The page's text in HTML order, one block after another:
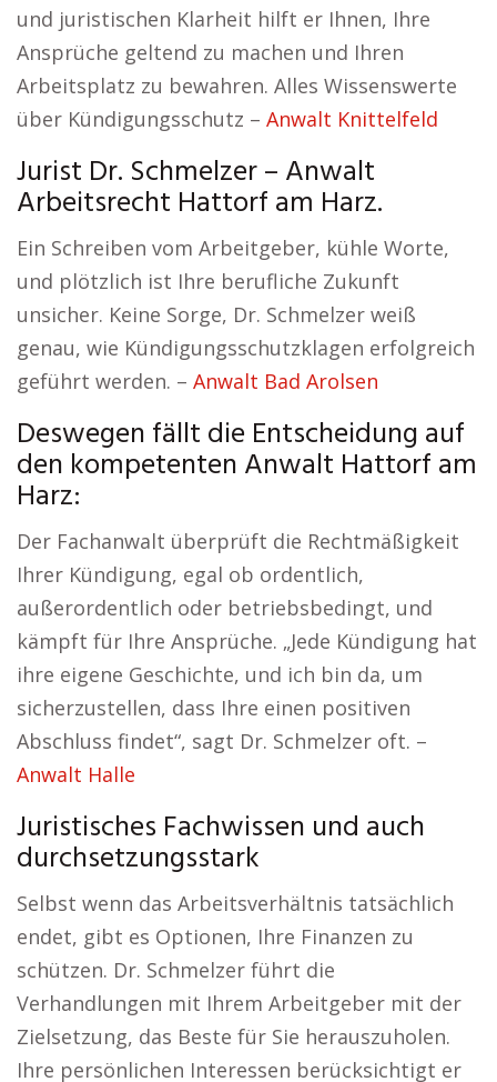
und juristischen Klarheit hilft er Ihnen, Ihre
Ansprüche geltend zu machen und Ihren
Arbeitsplatz zu bewahren. Alles Wissenswerte
über Kündigungsschutz – Anwalt Knittelfeld
Jurist Dr. Schmelzer – Anwalt
Arbeitsrecht Hattorf am Harz.
Ein Schreiben vom Arbeitgeber, kühle Worte,
und plötzlich ist Ihre berufliche Zukunft
unsicher. Keine Sorge, Dr. Schmelzer weiß
genau, wie Kündigungsschutzklagen erfolgreich
geführt werden. – Anwalt Bad Arolsen
Deswegen fällt die Entscheidung auf
den kompetenten Anwalt Hattorf am
Harz:
Der Fachanwalt überprüft die Rechtmäßigkeit
Ihrer Kündigung, egal ob ordentlich,
außerordentlich oder betriebsbedingt, und
kämpft für Ihre Ansprüche. „Jede Kündigung hat
ihre eigene Geschichte, und ich bin da, um
sicherzustellen, dass Ihre einen positiven
Abschluss findet“, sagt Dr. Schmelzer oft. –
Anwalt Halle
Juristisches Fachwissen und auch
durchsetzungsstark
Selbst wenn das Arbeitsverhältnis tatsächlich
endet, gibt es Optionen, Ihre Finanzen zu
schützen. Dr. Schmelzer führt die
Verhandlungen mit Ihrem Arbeitgeber mit der
Zielsetzung, das Beste für Sie herauszuholen.
Ihre persönlichen Interessen berücksichtigt er